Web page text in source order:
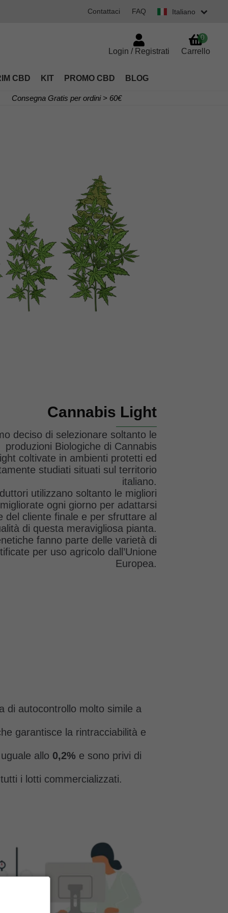
Italiano
Contattaci FAQ
CBD KIT PROMO CBD BLOG
Login / Registrati Carrello
0
Consegna Gratis per ordini > 60€
Cannabis Light
deciso di selezionare soltanto le
produzioni Biologiche di Cannabis
coltivate in ambienti protetti ed
studiati situati sul territorio
italiano.
utilizzano soltanto le migliori
ogni giorno per adattarsi
del cliente finale e per sfruttare al
di questa meravigliosa pianta.
fanno parte delle varietà di
per uso agricolo dall’Unione
Europea.
di autocontrollo molto simile a
garantisce la rintracciabilità e
allo 0,2% e sono privi di
i lotti commercializzati.